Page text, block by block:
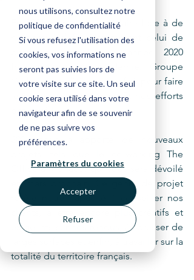
nous utilisons, consultez notre
politique de confidentialité
Si vous refusez l'utilisation des
cookies, vos informations ne
seront pas suivies lors de
votre visite sur ce site. Un seul
cookie sera utilisé dans votre
navigateur afin de se souvenir
de ne pas suivre vos
préférences.
Paramètres du cookies
Accepter
Refuser
En 2021, nous avons dû faire face à de
nombreux défis. Notamment celui de
perdurer, malgré une année 2020
fragilisée par la pandémie. Groupe
Global en a d’ailleurs profité pour faire
le point et se renforcer. Et nos efforts
ont payé !
2021 nous a apporté de nouveaux
projets, tels que le co-working The
Office à Monaco, qui vous sera dévoilé
en mars prochain. Ce genre de projet
révèle notre capacité à conseiller nos
clients, à être encore plus créatifs et
exigeants sur nos rendus, à adresser de
larges surfaces et enfin, à travailler sur la
totalité du territoire français.